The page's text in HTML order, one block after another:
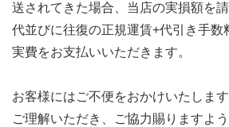
送されてきた場合、当店の実損額を
代並びに往復の正規運賃+代引き手数
実費をお支払いいただきます。
お客様にはご不便をおかけいたしま
ご理解いただき、ご協力賜りますよ